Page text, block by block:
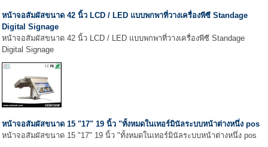
หน้าจอสัมผัสขนาด 42 นิ้ว LCD / LED แบบพกพาที่วางเครื่องพีซี Standage
Digital Signage
หน้าจอสัมผัสขนาด 42 นิ้ว LCD / LED แบบพกพาที่วางเครื่องพีซี Standage
Digital Signage
หน้าจอสัมผัสขนาด 15 "17" 19 นิ้ว "ทั้งหมดในเทอร์มินัลระบบหน้าต่างหนึ่ง pos
หน้าจอสัมผัสขนาด 15 "17" 19 นิ้ว "ทั้งหมดในเทอร์มินัลระบบหน้าต่างหนึ่ง pos